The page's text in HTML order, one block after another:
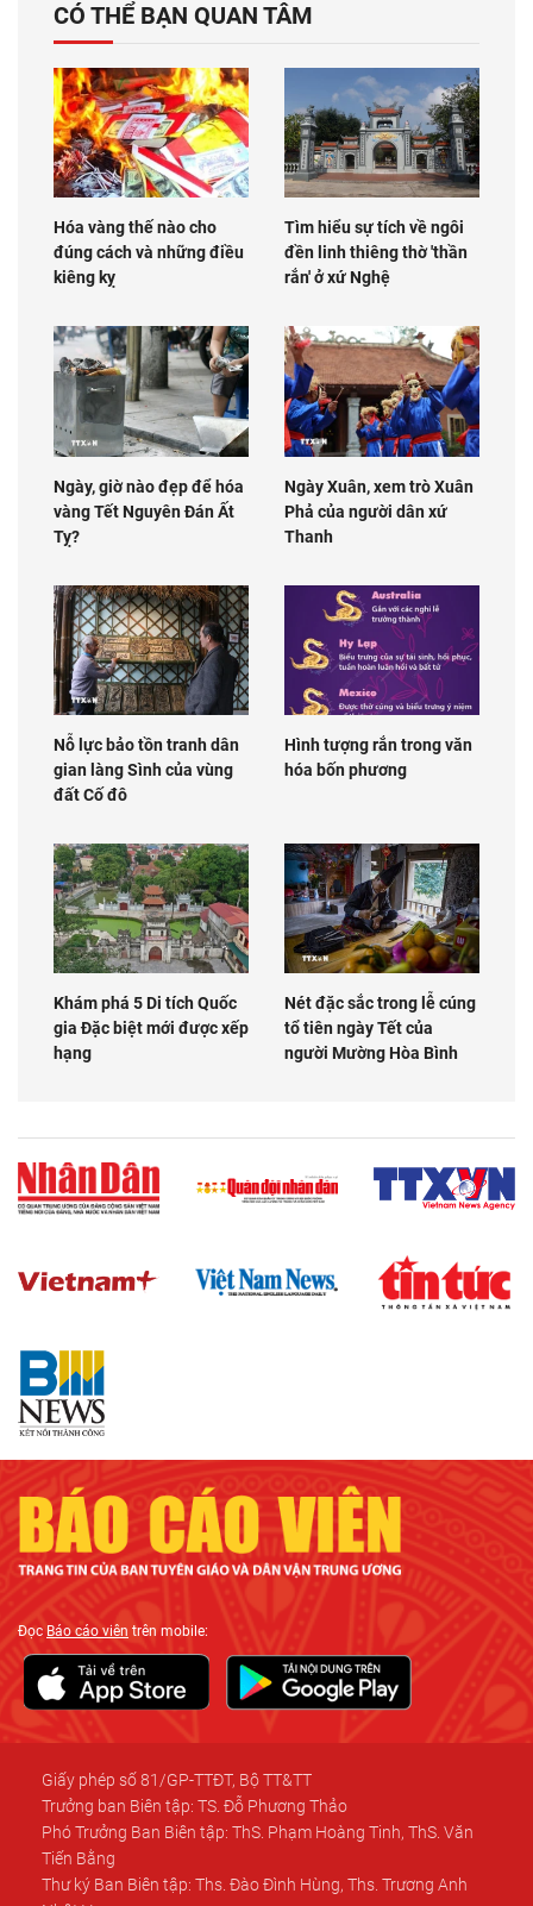
CÓ THỂ BẠN QUAN TÂM
Hóa vàng thế nào cho
đúng cách và những điều
kiêng kỵ
Tìm hiểu sự tích về ngôi
đền linh thiêng thờ 'thần
rắn' ở xứ Nghệ
Ngày, giờ nào đẹp để hóa
vàng Tết Nguyên Đán Ất
Tỵ?
Ngày Xuân, xem trò Xuân
Phả của người dân xứ
Thanh
Nỗ lực bảo tồn tranh dân
gian làng Sình của vùng
đất Cố đô
Hình tượng rắn trong văn
hóa bốn phương
Khám phá 5 Di tích Quốc
gia Đặc biệt mới được xếp
hạng
Nét đặc sắc trong lễ cúng
tổ tiên ngày Tết của
người Mường Hòa Bình
ĐọcBáo cáo viên trên mobile:
Giấy phép số 81/GP-TTĐT, Bộ TT&TT
Trưởng ban Biên tập: TS. Đỗ Phương Thảo
Phó Trưởng Ban Biên tập: ThS. Phạm Hoàng Tinh, ThS. Văn
Tiến Bằng
Thư ký Ban Biên tập: Ths. Đào Đình Hùng, Ths. Trương Anh